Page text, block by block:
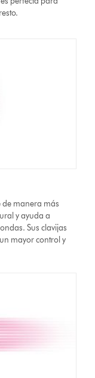
de manera más
y ayuda a
Sus clavijas
mayor control y